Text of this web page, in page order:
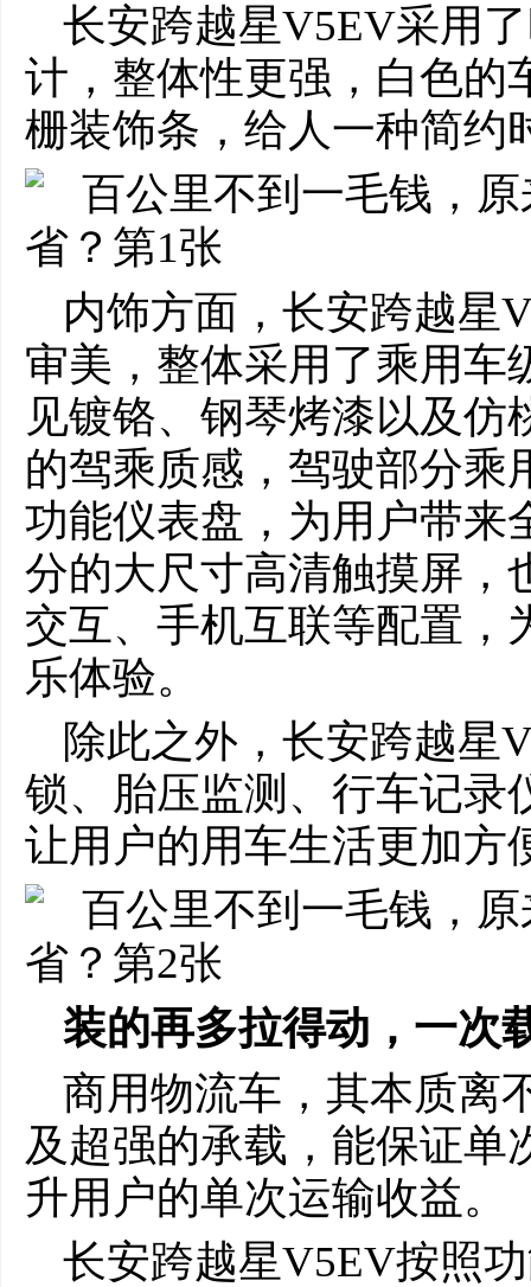
长安跨越星V5EV采用
计，整体性更强，白色的
栅装饰条，给人一种简约
内饰方面，长安跨越星
审美，整体采用了乘用车
见镀铬、钢琴烤漆以及
的驾乘质感，驾驶部分乘
功能仪表盘，为用户带来
分的大尺寸高清触摸屏，
交互、手机互联等配置，
乐体验。
除此之外，长安跨越星
锁、胎压监测、行车记录
让用户的用车生活更加方
装的再多拉得动，一次
商用物流车，其本质离
及超强的承载，能保证单
升用户的单次运输收益。
长安跨越星V5EV按照